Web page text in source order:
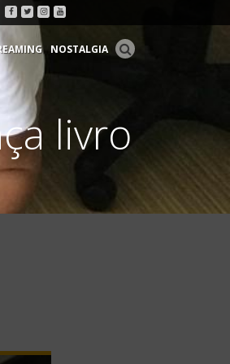
Facebook
Twitter
Instagram
Youtube
NOSTALGIA
livro